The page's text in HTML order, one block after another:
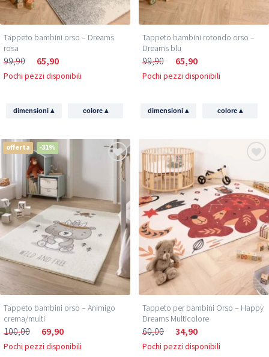
Tappeto bambini orso – Dreams
rosa
99,90 65,90
Pochi pezzi disponibili
dimensioni▴ colore ▴
Tappeto bambini rotondo orso –
Dreams blu
99,90 65,90
Pochi pezzi disponibili
dimensioni▴ colore ▴
offerta -31%
Tappeto bambini orso – Animigo
crema/multi
100,00 69,90
Pochi pezzi disponibili
Tappeto per bambini Orso – Happy
Dreams Multicolore
60,00 34,90
Pochi pezzi disponibili